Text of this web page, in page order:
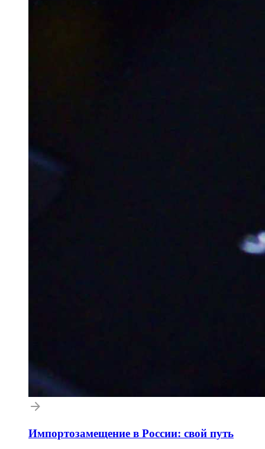
Импортозамещение в России: свой путь